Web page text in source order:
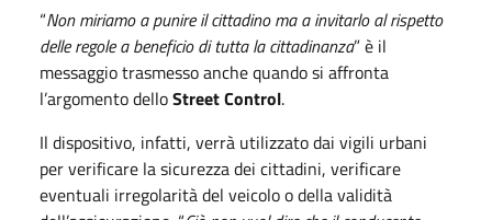
“Non miriamo a punire il cittadino ma a invitarlo al rispetto
delle regole a beneficio di tutta la cittadinanza” è il
messaggio trasmesso anche quando si affronta
l’argomento delloStreet Control.
Il dispositivo, infatti, verrà utilizzato dai vigili urbani
per verificare la sicurezza dei cittadini, verificare
eventuali irregolarità del veicolo o della validità